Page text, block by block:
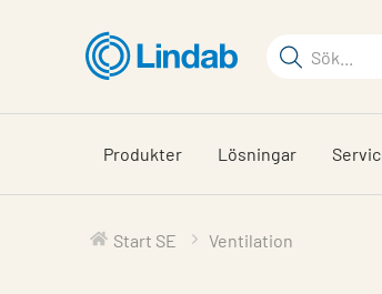
huvudinnehållet
Sökord
på
sajten
Produkter Lösningar
Start SE Ventilation